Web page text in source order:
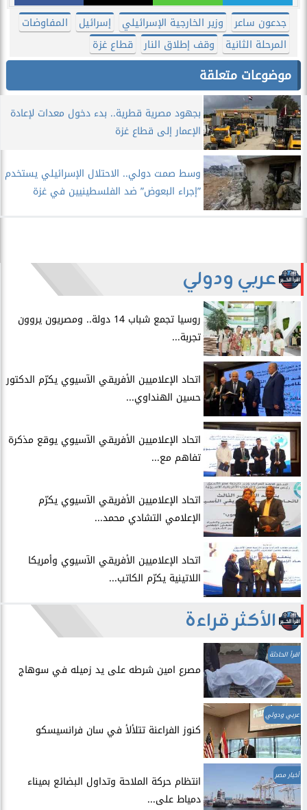
جدعون ساعر وزير الخارجية الإسرائيلي إسرائيل
المفاوضات
المرحلة الثانية
وقف إطلاق النار قطاع غزة
موضوعات متعلقة
بجهود مصرية قطرية.. بدء دخول معدات لإعادة
الإعمار إلى قطاع غزة
وسط صمت دولي.. الاحتلال الإسرائيلي يستخدم
”إجراء البعوض” ضد الفلسطينيين في غزة
عربي ودولي
روسيا تجمع شباب 14 دولة.. ومصريون يروون
تجربة...
اتحاد الإعلاميين الأفريقي الآسيوي يكرّم الدكتور
حسين الهنداوي...
اتحاد الإعلاميين الأفريقي الآسيوي يوقع مذكرة
تفاهم مع...
اتحاد الإعلاميين الأفريقي الآسيوي يكرّم
الإعلامي التشادي محمد...
اتحاد الإعلاميين الأفريقي الآسيوي وأمريكا
اللاتينية يكرّم الكاتب...
الأكثر قراءة
اقرأ الحادثة
مصرع امين شرطه على يد زميله في سوهاج
عربي ودولي
​كنوز الفراعنة تتلألأ في سان فرانسيسكو
أخبار مصر
انتظام حركة الملاحة وتداول البضائع بميناء
دمياط على...